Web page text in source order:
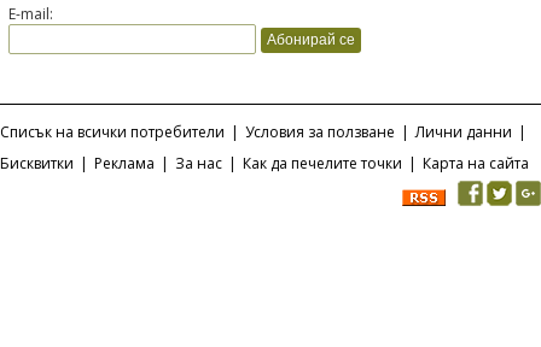
E-mail:
Списък на всички потребители | Условия за ползване | Лични данни |
Бисквитки | Реклама | За нас | Как да печелите точки | Карта на сайта